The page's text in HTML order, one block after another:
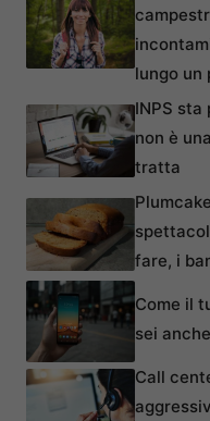
lungo un
INPS sta
non è
tratta
fare, i
Come il
sei
Call